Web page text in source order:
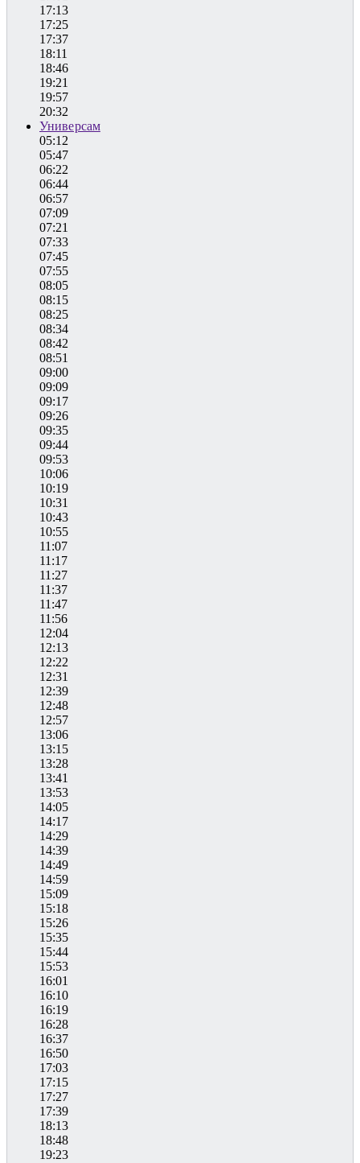
17:13
17:25
17:37
18:11
18:46
19:21
19:57
20:32
Универсам
05:12
05:47
06:22
06:44
06:57
07:09
07:21
07:33
07:45
07:55
08:05
08:15
08:25
08:34
08:42
08:51
09:00
09:09
09:17
09:26
09:35
09:44
09:53
10:06
10:19
10:31
10:43
10:55
11:07
11:17
11:27
11:37
11:47
11:56
12:04
12:13
12:22
12:31
12:39
12:48
12:57
13:06
13:15
13:28
13:41
13:53
14:05
14:17
14:29
14:39
14:49
14:59
15:09
15:18
15:26
15:35
15:44
15:53
16:01
16:10
16:19
16:28
16:37
16:50
17:03
17:15
17:27
17:39
18:13
18:48
19:23